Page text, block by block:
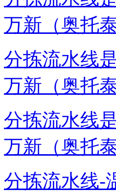
万新（奥托
分拣流水线
万新（奥托
分拣流水线
万新（奥托
分拣流水线-